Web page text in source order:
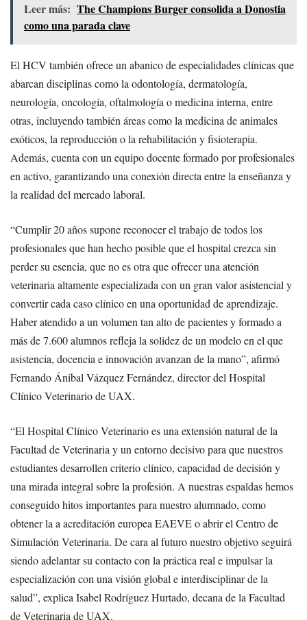
Leer más: The Champions Burger consolida a Donostia
como una parada clave
El HCV también ofrece un abanico de especialidades clínicas que
abarcan disciplinas como la odontología, dermatología,
neurología, oncología, oftalmología o medicina interna, entre
otras, incluyendo también áreas como la medicina de animales
exóticos, la reproducción o la rehabilitación y fisioterapia.
Además, cuenta con un equipo docente formado por profesionales
en activo, garantizando una conexión directa entre la enseñanza y
la realidad del mercado laboral.
“Cumplir 20 años supone reconocer el trabajo de todos los
profesionales que han hecho posible que el hospital crezca sin
perder su esencia, que no es otra que ofrecer una atención
veterinaria altamente especializada con un gran valor asistencial y
convertir cada caso clínico en una oportunidad de aprendizaje.
Haber atendido a un volumen tan alto de pacientes y formado a
más de 7.600 alumnos refleja la solidez de un modelo en el que
asistencia, docencia e innovación avanzan de la mano”, afirmó
Fernando Ánibal Vázquez Fernández, director del Hospital
Clínico Veterinario de UAX.
“El Hospital Clínico Veterinario es una extensión natural de la
Facultad de Veterinaria y un entorno decisivo para que nuestros
estudiantes desarrollen criterio clínico, capacidad de decisión y
una mirada integral sobre la profesión. A nuestras espaldas hemos
conseguido hitos importantes para nuestro alumnado, como
obtener la a acreditación europea EAEVE o abrir el Centro de
Simulación Veterinaria. De cara al futuro nuestro objetivo seguirá
siendo adelantar su contacto con la práctica real e impulsar la
especialización con una visión global e interdisciplinar de la
salud”, explica Isabel Rodríguez Hurtado, decana de la Facultad
de Veterinaria de UAX.